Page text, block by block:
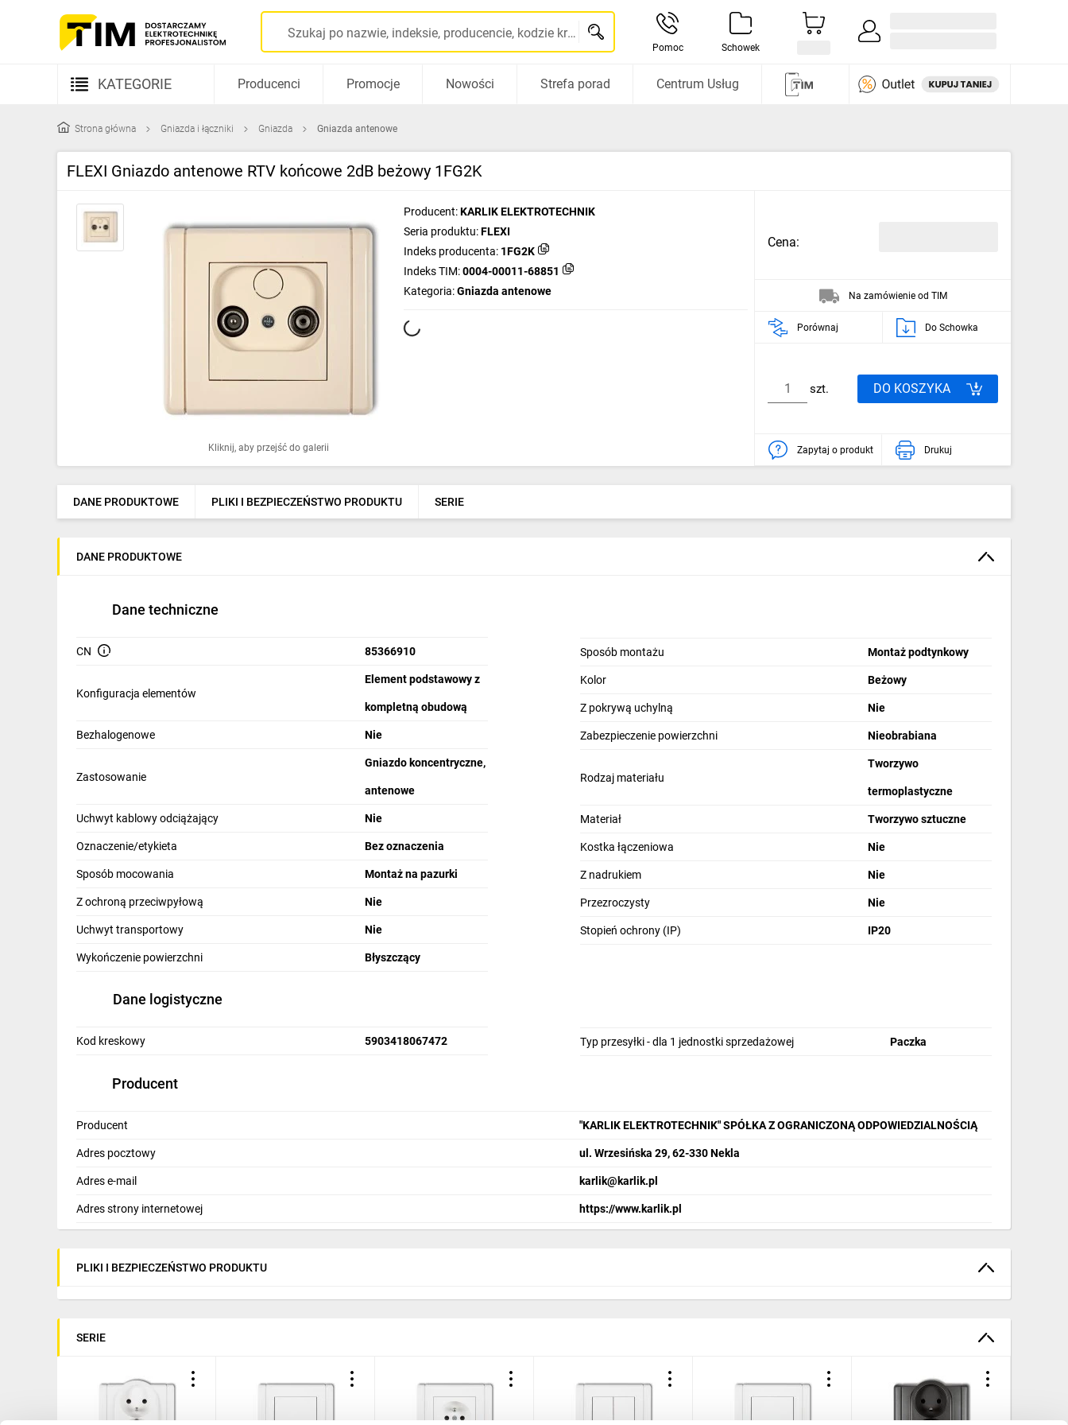
Szukaj po nazwie, indeksie, producencie, kodzie kreskowym...
Pomoc Schowek
KATEGORIE
Kable i przewody
Elementy prowadzenia kabli
Fotowoltaika
Ogrzewanie
Elektronarzędzia i mierniki
Dom i ogród
Klimatyzacja
Budowa i Remont
Elektronika
Smart home
Wentylacja i rekuperacja
Producenci Promocje Nowości Strefa porad Centrum Usług
Strona główna Gniazda i łączniki Gniazda Gniazda antenowe
FLEXI Gniazdo antenowe RTV końcowe 2dB beżowy 1FG2K
Kliknij, aby przejść do galerii
Producent:KARLIK ELEKTROTECHNIK
Seria produktu:FLEXI
Indeks producenta: 1FG2K
Indeks TIM:0004-00011-68851
Kategoria:Gniazda antenowe
Cena:
Na zamówienie od TIM
Porównaj Do Schowka
szt. DO KOSZYKA
Zapytaj o produkt Drukuj
DANE PRODUKTOWE PLIKI I BEZPIECZEŃSTWO PRODUKTU SERIE
DANE PRODUKTOWE
Dane techniczne
CN 85366910
Konfiguracja elementów
Element podstawowy z
kompletną obudową
Bezhalogenowe Nie
Zastosowanie
Gniazdo koncentryczne,
antenowe
Uchwyt kablowy odciążający Nie
Oznaczenie/etykieta Bez oznaczenia
Sposób mocowania Montaż na pazurki
Z ochroną przeciwpyłową Nie
Uchwyt transportowy Nie
Wykończenie powierzchni Błyszczący
Sposób montażu Montaż podtynkowy
Kolor Beżowy
Z pokrywą uchylną Nie
Zabezpieczenie powierzchni Nieobrabiana
Rodzaj materiału
Tworzywo
termoplastyczne
Materiał Tworzywo sztuczne
Kostka łączeniowa Nie
Z nadrukiem Nie
Przezroczysty Nie
Stopień ochrony (IP) IP20
Dane logistyczne
Kod kreskowy 5903418067472 Typ przesyłki - dla 1 jednostki sprzedażowej Paczka
Producent
Producent "KARLIK ELEKTROTECHNIK" SPÓŁKA Z OGRANICZONĄ ODPOWIEDZIALNOŚCIĄ
Adres pocztowy ul. Wrzesińska 29, 62-330 Nekla
Adres e-mail karlik@karlik.pl
Adres strony internetowej https://www.karlik.pl
PLIKI I BEZPIECZEŃSTWO PRODUKTU
SERIE